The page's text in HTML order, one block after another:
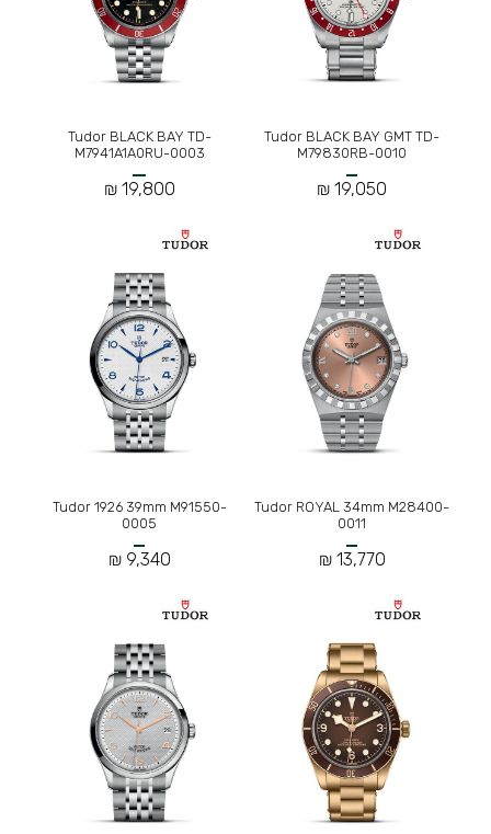
Tudor BLACK BAY GMT TD-
M79830RB-0010
19,050 ₪
Tudor BLACK BAY TD-
M7941A1A0RU-0003
19,800 ₪
Tudor ROYAL 34mm M28400-
0011
13,770 ₪
Tudor 1926 39mm M91550-
0005
9,340 ₪